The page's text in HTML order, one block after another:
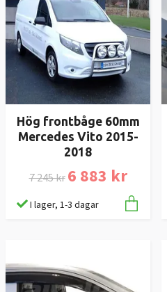
Hög frontbåge 60mm
Mercedes Vito 2015-
2018
7 245 kr 6 883 kr
I lager, 1-3 dagar